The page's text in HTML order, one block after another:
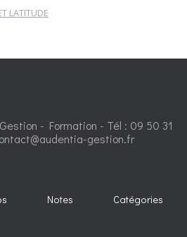
LATITUDE
- Formation - Tél : 09 50 31
gestion.fr
Notes Catégories